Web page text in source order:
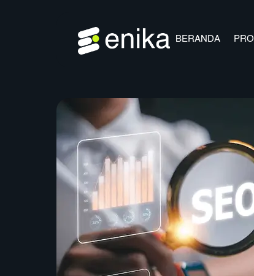
BERANDA